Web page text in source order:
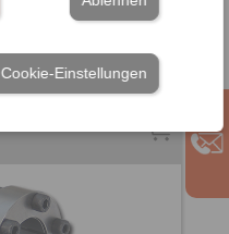
Cookie-Einstellungen